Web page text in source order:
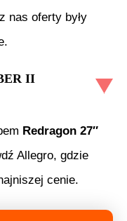
nas oferty były
II
Redragon 27″
Allegro, gdzie
cenie.